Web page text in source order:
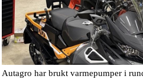
Autagro har brukt varmepumper i